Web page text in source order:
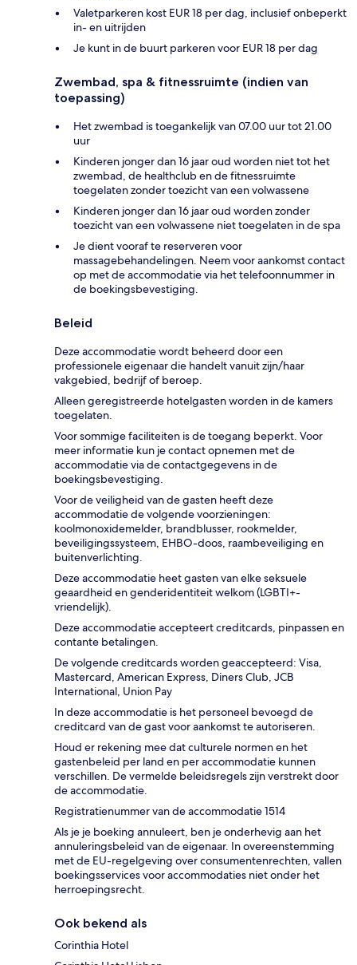
Valetparkeren kost EUR 18 per dag, inclusief onbeperkt
in- en uitrijden
Je kunt in de buurt parkeren voor EUR 18 per dag
Zwembad, spa & fitnessruimte (indien van
toepassing)
Het zwembad is toegankelijk van 07.00 uur tot 21.00
uur
Kinderen jonger dan 16 jaar oud worden niet tot het
zwembad, de healthclub en de fitnessruimte
toegelaten zonder toezicht van een volwassene
Kinderen jonger dan 16 jaar oud worden zonder
toezicht van een volwassene niet toegelaten in de spa
Je dient vooraf te reserveren voor
massagebehandelingen. Neem voor aankomst contact
op met de accommodatie via het telefoonnummer in
de boekingsbevestiging.
Beleid
Deze accommodatie wordt beheerd door een
professionele eigenaar die handelt vanuit zijn/haar
vakgebied, bedrijf of beroep.
Alleen geregistreerde hotelgasten worden in de kamers
toegelaten.
Voor sommige faciliteiten is de toegang beperkt. Voor
meer informatie kun je contact opnemen met de
accommodatie via de contactgegevens in de
boekingsbevestiging.
Voor de veiligheid van de gasten heeft deze
accommodatie de volgende voorzieningen:
koolmonoxidemelder, brandblusser, rookmelder,
beveiligingssysteem, EHBO-doos, raambeveiliging en
buitenverlichting.
Deze accommodatie heet gasten van elke seksuele
geaardheid en genderidentiteit welkom (LGBTI+-
vriendelijk).
Deze accommodatie accepteert creditcards, pinpassen en
contante betalingen.
De volgende creditcards worden geaccepteerd: Visa,
Mastercard, American Express, Diners Club, JCB
International, Union Pay
In deze accommodatie is het personeel bevoegd de
creditcard van de gast voor aankomst te autoriseren.
Houd er rekening mee dat culturele normen en het
gastenbeleid per land en per accommodatie kunnen
verschillen. De vermelde beleidsregels zijn verstrekt door
de accommodatie.
Registratienummer van de accommodatie 1514
Als je je boeking annuleert, ben je onderhevig aan het
annuleringsbeleid van de eigenaar. In overeenstemming
met de EU-regelgeving over consumentenrechten, vallen
boekingsservices voor accommodaties niet onder het
herroepingsrecht.
Ook bekend als
Corinthia Hotel